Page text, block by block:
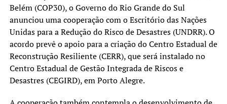
incorporados à plataforma nos próximos meses.
Lançada em junho de 2025, a GurIA foi criada para
orientar cidadãos sobre serviços públicos estaduais por
meio do portal rs.gov.br e do WhatsApp. Com as novas
funcionalidades, a ferramenta passa a permitir também a
execução de determinados serviços diretamente pela
noPortal de Atendimento da Receita Estadual
Belém (COP30), o Governo do Rio Grande do Sul
anunciou uma cooperação com o Escritório das Nações
Unidas para a Redução do Risco de Desastres (UNDRR). O
acordo prevê o apoio para a criação do Centro Estadual de
Reconstrução Resiliente (CERR), que será instalado no
Centro Estadual de Gestão Integrada de Riscos e
Desastres (CEGIRD), em Porto Alegre.